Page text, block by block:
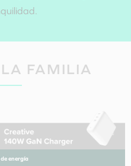
3:
FAMILIA
energía